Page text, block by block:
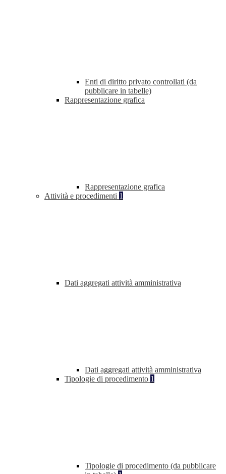
Enti di diritto privato controllati (da
pubblicare in tabelle)
Rappresentazione grafica
Rappresentazione grafica
Attività e procedimenti 1
Dati aggregati attività amministrativa
Dati aggregati attività amministrativa
Tipologie di procedimento 1
Tipologie di procedimento (da pubblicare